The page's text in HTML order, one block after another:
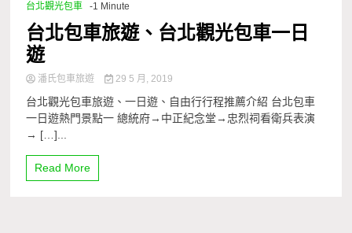
台北觀光包車
-1 Minute
台北包車旅遊、台北觀光包車一日
遊
潘氏包車旅遊 29 5 月, 2019
台北觀光包車旅遊、一日遊、自由行行程推薦介紹 台北包車
一日遊熱門景點一 總統府→中正紀念堂→忠烈祠看衛兵表演
→ […]...
Read More